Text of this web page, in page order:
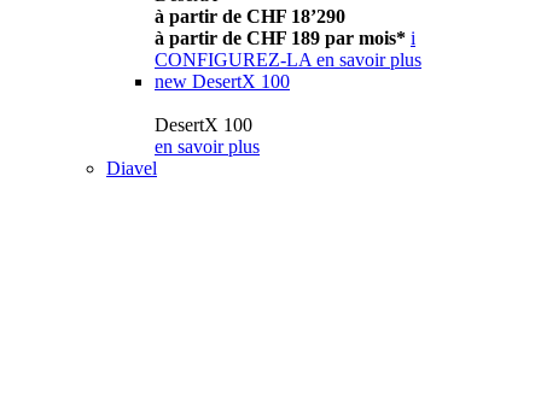
à partir de CHF 18’290
à partir de CHF 189 par mois* i
CONFIGUREZ-LA en savoir plus
new DesertX 100
DesertX 100
en savoir plus
Diavel